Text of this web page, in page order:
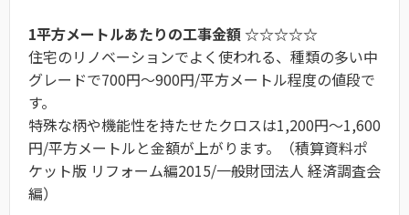
1平方メートルあたりの工事金額 ☆☆☆☆☆
住宅のリノベーションでよく使われる、種類の多い中
グレードで700円～900円/平方メートル程度の値段で
す。
特殊な柄や機能性を持たせたクロスは1,200円～1,600
円/平方メートルと金額が上がります。（積算資料ポ
ケット版 リフォーム編2015/一般財団法人 経済調査会
編）